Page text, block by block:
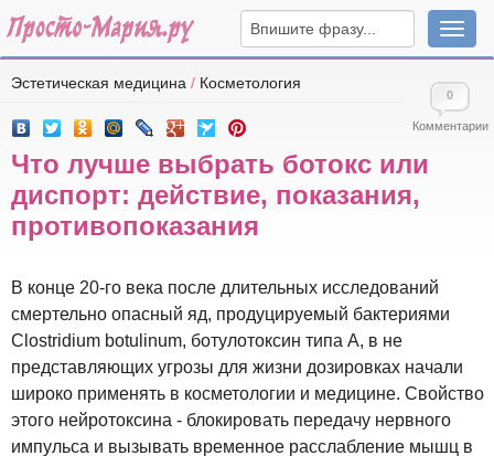
Эстетическая медицина / Косметология
0
Комментарии
Что лучше выбрать ботокс или
диспорт: действие, показания,
противопоказания
В конце 20-го века после длительных исследований
смертельно опасный яд, продуцируемый бактериями
Clostridium botulinum, ботулотоксин типа А, в не
представляющих угрозы для жизни дозировках начали
широко применять в косметологии и медицине. Свойство
этого нейротоксина - блокировать передачу нервного
импульса и вызывать временное расслабление мышц в